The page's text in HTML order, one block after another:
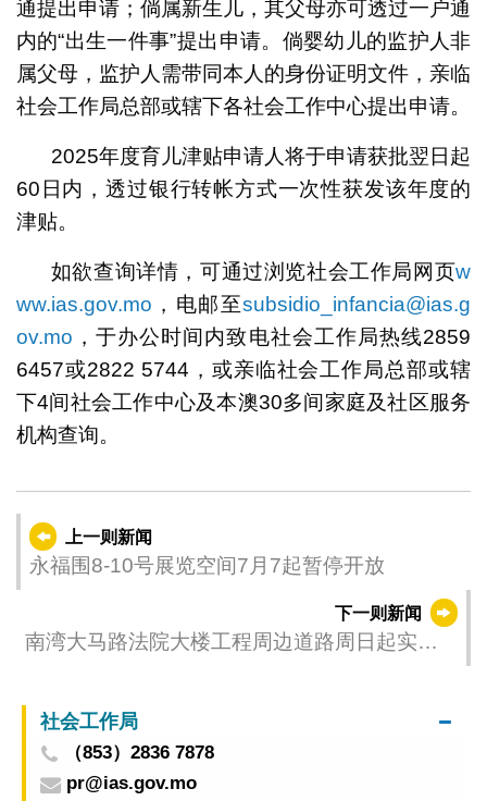
通提出申请；倘属新生儿，其父母亦可透过一户通
内的“出生一件事”提出申请。倘婴幼儿的监护人非
属父母，监护人需带同本人的身份证明文件，亲临
社会工作局总部或辖下各社会工作中心提出申请。
2025年度育儿津贴申请人将于申请获批翌日起
60日内，透过银行转帐方式一次性获发该年度的
津贴。
如欲查询详情，可通过浏览社会工作局网页w
ww.ias.gov.mo ，电邮至subsidio_infancia@ias.g
ov.mo ，于办公时间内致电社会工作局热线2859
6457或2822 5744，或亲临社会工作局总部或辖
下4间社会工作中心及本澳30多间家庭及社区服务
机构查询。
上一则新闻
永福围8-10号展览空间7月7起暂停开放
下一则新闻
南湾大马路法院大楼工程周边道路周日起实施
社会工作局
（853）2836 7878
pr@ias.gov.mo